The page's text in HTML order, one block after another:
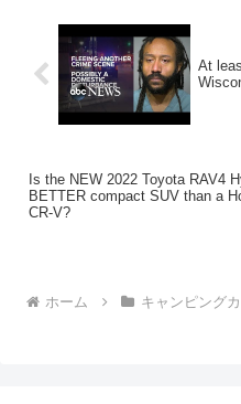
At
Is the NEW 2022 Toyota RAV4
BETTER compact SUV than a
CR-V?
ホーム キャンピング